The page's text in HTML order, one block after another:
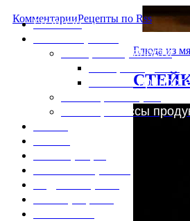
Главная
Специи и пряности
Каталог
Таблица массы
КомментарииРецепты по Rss
Блюда из